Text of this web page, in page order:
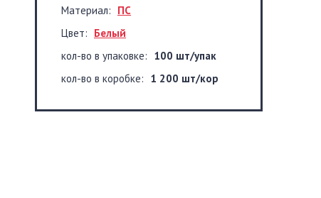
Материал: ПС
Цвет: Белый
кол-во в упаковке: 100 шт/упак
кол-во в коробке: 1 200 шт/кор